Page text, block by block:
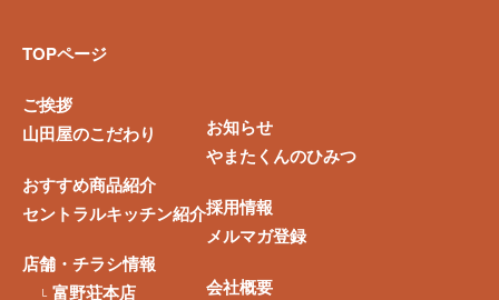
TOPページ
ご挨拶
山田屋のこだわり
おすすめ商品紹介
セントラルキッチン紹介
店舗・チラシ情報
富野荘本店
お知らせ
やまたくんのひみつ
採用情報
メルマガ登録
会社概要